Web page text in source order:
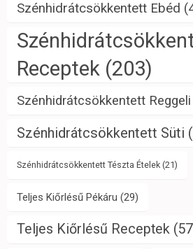
Szénhidrátcsökkentett Ebéd
Receptek (203)
Szénhidrátcsökkentett Reggeli
Szénhidrátcsökkentett Süti
Szénhidrátcsökkentett Tészta Ételek (21)
Teljes Kiőrlésű Pékáru (29)
Teljes Kiőrlésű Receptek